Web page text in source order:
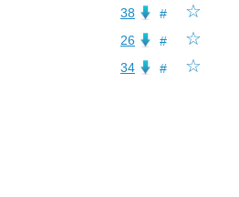
☆
#
38
☆
#
26
☆
#
34